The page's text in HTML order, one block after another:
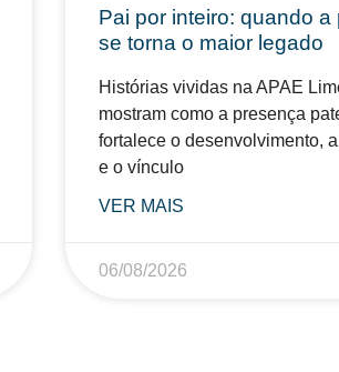
Pai por inteiro: quando a
se torna o maior legado
Histórias vividas na APAE
mostram como a presença
fortalece o desenvolvimento,
e o vínculo
VER MAIS
06/08/2026